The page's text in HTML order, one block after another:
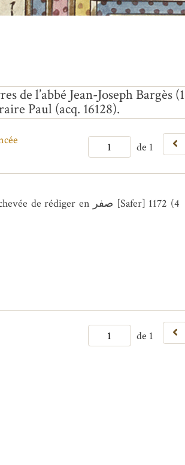
l’abbé Jean-Joseph Bargès
Paul (acq. 16128).
de 1
de 1